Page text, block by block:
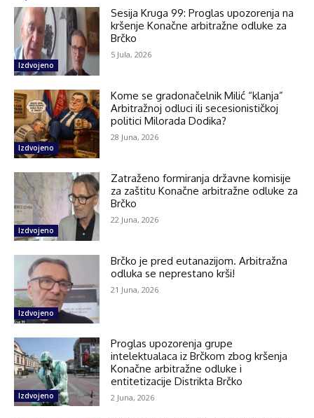
Izdvojeno
Sesija Kruga 99: Proglas upozorenja na
kršenje Konačne arbitražne odluke za
Brčko
5 Jula, 2026
Izdvojeno
Kome se gradonačelnik Milić “klanja”
Arbitražnoj odluci ili secesionističkoj
politici Milorada Dodika?
28 Juna, 2026
Izdvojeno
Zatraženo formiranja državne komisije
za zaštitu Konačne arbitražne odluke za
Brčko
22 Juna, 2026
Izdvojeno
Brčko je pred eutanazijom. Arbitražna
odluka se neprestano krši!
21 Juna, 2026
Izdvojeno
Proglas upozorenja grupe
intelektualaca iz Brčkom zbog kršenja
Konačne arbitražne odluke i
entitetizacije Distrikta Brčko
2 Juna, 2026